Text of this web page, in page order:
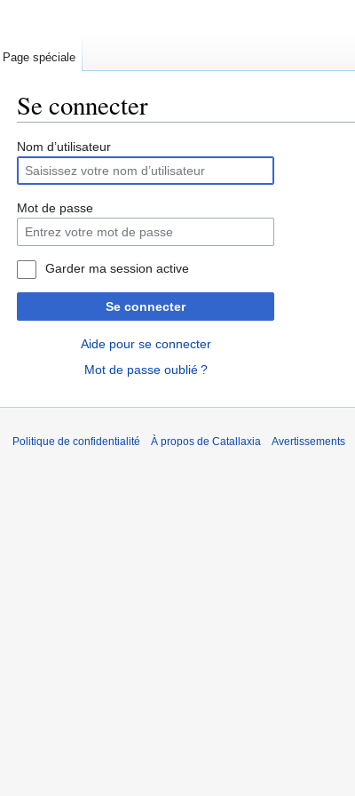
Se connecter
Aller
la
navigation
Aller
la
recherche
Nom d’utilisateur
Mot de passe
Garder ma session active
Se connecter
Aide pour se connecter
Mot de passe oublié ?
Page spéciale
Politique de confidentialité À propos de Catallaxia Avertissements